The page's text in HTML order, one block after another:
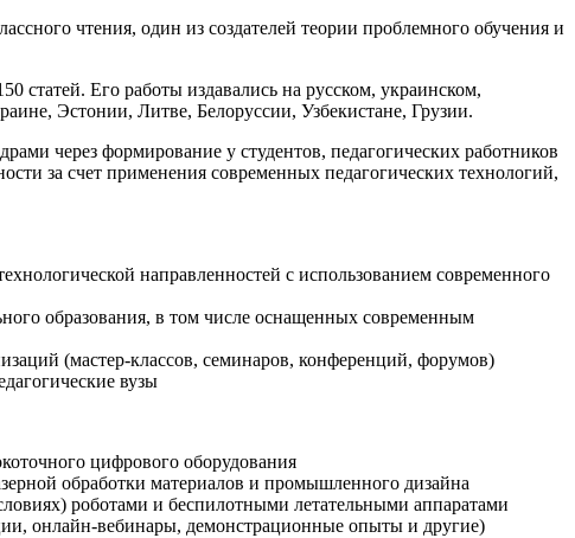
чтения, один из создателей теории проблемного обучения и
статей. Его работы издавались на русском, украинском,
Эстонии, Литве, Белоруссии, Узбекистане, Грузии.
через формирование у студентов, педагогических работников
за счет применения современных педагогических технологий,
направленностей с использованием современного
образования, в том числе оснащенных современным
(мастер-классов, семинаров, конференций, форумов)
вузы
цифрового оборудования
обработки материалов и промышленного дизайна
роботами и беспилотными летательными аппаратами
онлайн-вебинары, демонстрационные опыты и другие)